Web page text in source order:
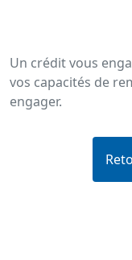
Un crédit vous
vos capacités de
engager.